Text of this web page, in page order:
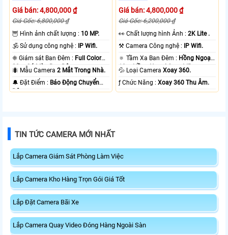
Giá bán: 4,800,000 ₫
Giá Gốc: 6,800,000 ₫
🦉 Hình ảnh chất lượng : 10 MP.
🕉️ Sử dụng công nghệ :
IP Wifi.
❈ Giám sát Ban Đêm : Full Color
20m Có Màu Ban Ðêm.
🐜 Mẫu Camera2 Mắt Trong Nhà.
️🔔 Đặt Điểm : Báo Động Chuyển
Động.
Giá bán: 4,800,000 ₫
Giá Gốc: 6,200,000 ₫
️👀 Chất lượng hình Ảnh :2K Lite .
⚒ Camera Công nghệ :
IP Wifi.
🔅 Tầm Xa Ban Đêm : Hồng Ngoại
10m Hồng Ngoại Smart IR.
💦 Loại CameraXoay 360.
️ƒ Chức Năng :Xoay 360 Thu Âm.
TIN TỨC CAMERA MỚI NHẤT
Lắp Camera Giám Sát Phòng Làm Việc
Lắp Camera Kho Hàng Trọn Gói Giá Tốt
Lắp Đặt Camera Bãi Xe
Lắp Camera Quay Video Đóng Hàng Ngoài Sàn